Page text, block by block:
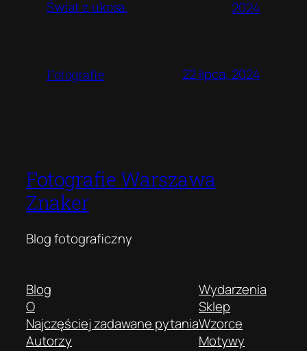
Świat z ukosa.
2024
Fotografie 22 lipca, 2024
Fotografie Warszawa
Znaker
Blog fotograficzny
Blog
O
Najczęściej zadawane pytania
Autorzy
Wydarzenia
Sklep
Wzorce
Motywy